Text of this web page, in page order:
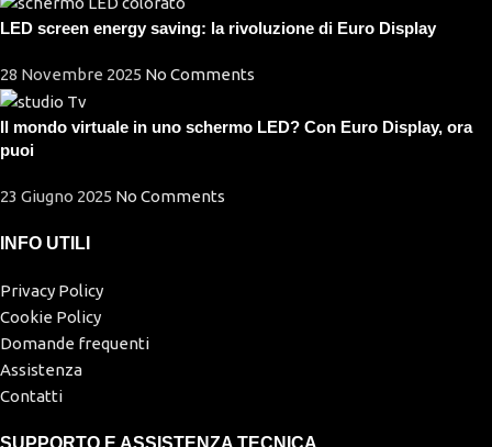
LED screen energy saving: la rivoluzione di Euro Display
28 Novembre 2025 No Comments
Il mondo virtuale in uno schermo LED? Con Euro Display, ora
puoi
23 Giugno 2025 No Comments
INFO UTILI
Privacy Policy
Cookie Policy
Domande frequenti
Assistenza
Contatti
SUPPORTO E ASSISTENZA TECNICA